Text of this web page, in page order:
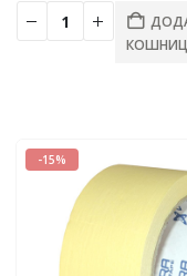
was:
75.00
-15%